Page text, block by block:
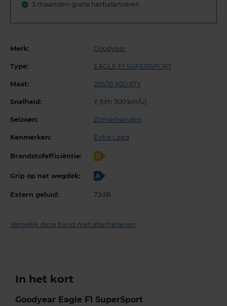
3 maanden gratis herbalanceren
Merk: Goodyear
Type: EAGLE F1 SUPERSPORT
Maat: 255/35 R20 97Y
Snelheid: Y (t/m 300 km/u)
Seizoen: Zomerbanden
Kenmerken: Extra Load
Brandstofefficiëntie: D
Grip op nat wegdek: A
Extern geluid: 72dB
Vergelijk deze band met alternatieven
In het kort
Goodyear Eagle F1 SuperSport